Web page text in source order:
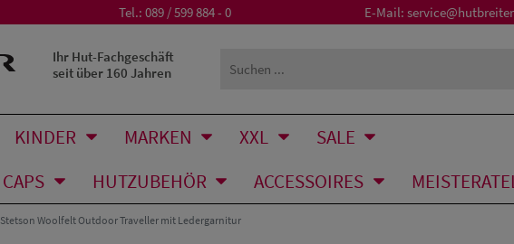
Tel.: 089 / 599 884 - 0 E-Mail:
Ihr Hut-Fachgeschäft
seit über 160 Jahren
KINDER MARKEN XXL
SALE
CAPS HUTZUBEHÖR ACCESSOIRES
Stetson Woolfelt Outdoor Traveller mit Ledergarnitur